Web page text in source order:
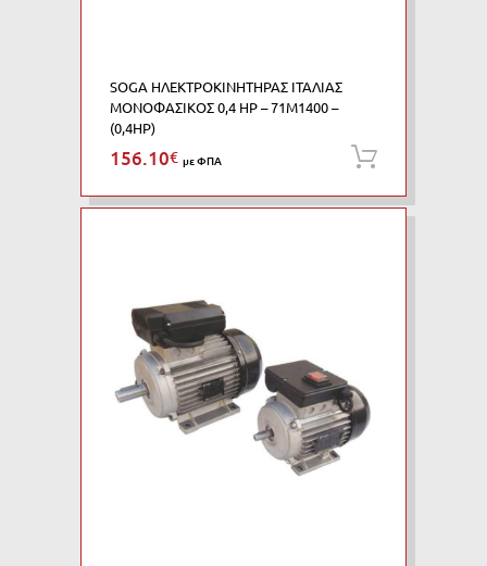
SOGA ΗΛΕΚΤΡΟΚΙΝΗΤΗΡΑΣ ΙΤΑΛΙΑΣ
ΜΟΝΟΦΑΣΙΚΟΣ 0,4 HP – 71M1400 –
(0,4HP)
156.10€ με ΦΠΑ